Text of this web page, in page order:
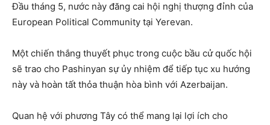
Đầu tháng 5, nước này đăng cai hội nghị thượng đỉnh của
European Political Community tại Yerevan.
Một chiến thắng thuyết phục trong cuộc bầu cử quốc hội
sẽ trao cho Pashinyan sự ủy nhiệm để tiếp tục xu hướng
này và hoàn tất thỏa thuận hòa bình với Azerbaijan.
Quan hệ với phương Tây có thể mang lại lợi ích cho